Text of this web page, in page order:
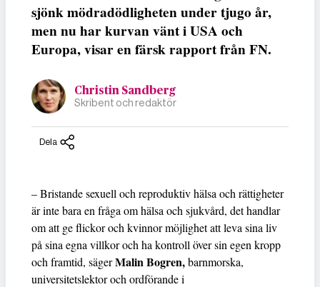
sjönk mödradödligheten under tjugo år,
men nu har kurvan vänt i USA och
Europa, visar en färsk rapport från FN.
Christin Sandberg
Skribent och redaktör
Dela
– Bristande sexuell och reproduktiv hälsa och rättigheter
är inte bara en fråga om hälsa och sjukvård, det handlar
om att ge flickor och kvinnor möjlighet att leva sina liv
på sina egna villkor och ha kontroll över sin egen kropp
och framtid, sägerMalin Bogren,barnmorska,
universitetslektor och ordförande i